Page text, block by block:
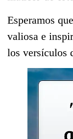
Esperamos
valiosa e
los versículos